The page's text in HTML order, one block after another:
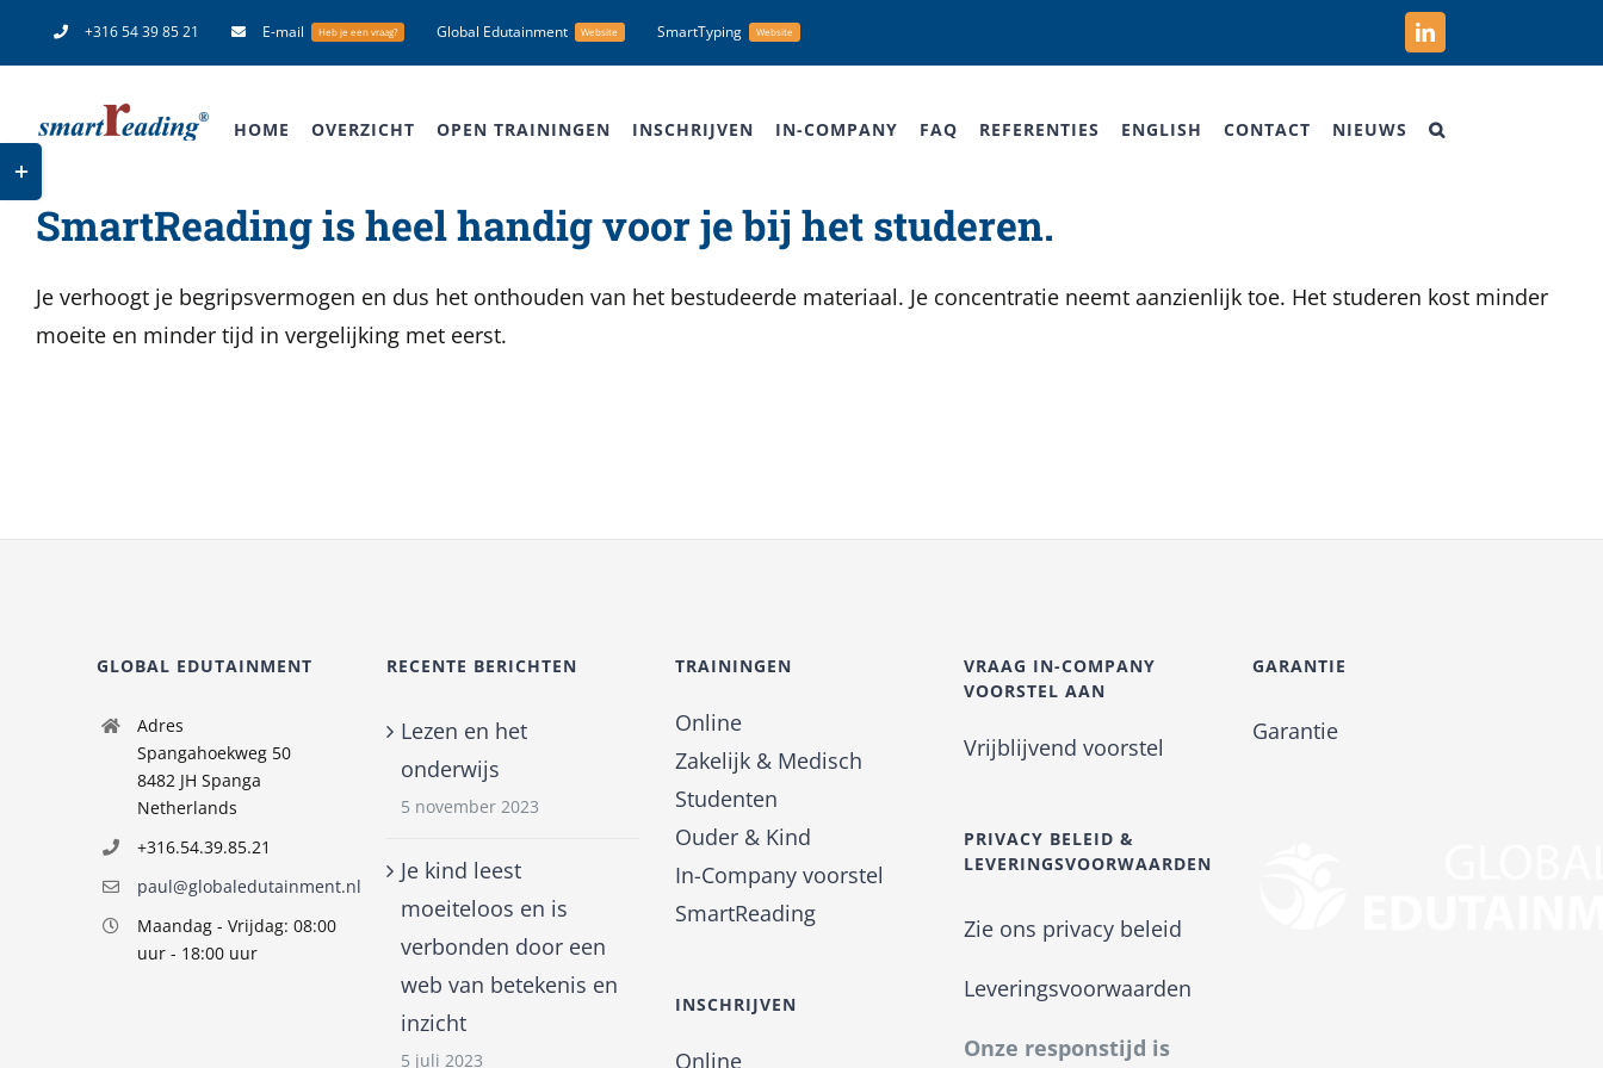
+316 54 39 85 21 E-mail Heb je een vraag? Global Edutainment Website SmartTyping Website LinkedIn
HOME OVERZICHT OPEN TRAININGEN INSCHRIJVEN IN-COMPANY FAQ REFERENTIES ENGLISH CONTACT NIEUWS
SmartReading is heel handig voor je bij het studeren.
Je verhoogt je begripsvermogen en dus het onthouden van het bestudeerde materiaal. Je concentratie neemt aanzienlijk toe. Het studeren kost minder
moeite en minder tijd in vergelijking met eerst.
GLOBAL EDUTAINMENT
Adres
Spangahoekweg 50
8482 JH Spanga
Netherlands
+316.54.39.85.21
paul@globaledutainment.nl
Maandag - Vrijdag: 08:00
uur - 18:00 uur
RECENTE BERICHTEN
Lezen en het
onderwijs
5 november 2023
Je kind leest
moeiteloos en is
verbonden door een
web van betekenis en
inzicht
5 juli 2023
TRAININGEN
Online
Zakelijk & Medisch
Studenten
Ouder & Kind
In-Company voorstel
SmartReading
INSCHRIJVEN
Online
VRAAG IN-COMPANY
VOORSTEL AAN
Vrijblijvend voorstel
PRIVACY BELEID &
LEVERINGSVOORWAARDEN
Zie ons privacy beleid
Leveringsvoorwaarden
Onze responstijd is
GARANTIE
Garantie
Toggle
Sliding